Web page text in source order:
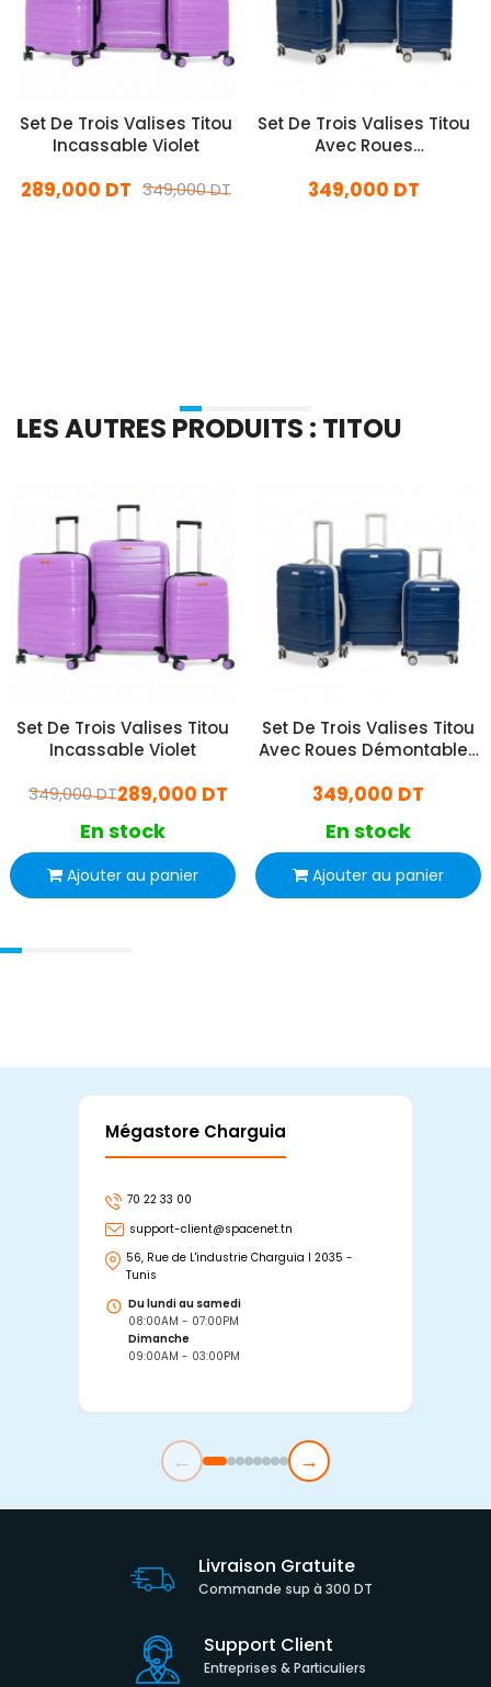
Set De Trois Valises Titou
Incassable Violet
349,000 DT
289,000 DT
Set De Trois Valises Titou
Avec Roues
Marine et Beige
349,000 DT
LES AUTRES PRODUITS : TITOU
Set De Trois Valises Titou
Incassable Violet
289,000 DT
349,000 DT
En stock
Ajouter au panier
Set De Trois Valises Titou
Avec Roues Démontables
349,000 DT
En stock
Ajouter au panier
Mégastore Charguia
70 22 33 00
support-client@spacenet.tn
56, Rue de L'industrie Charguia I 2035 -
Tunis
Du lundi au samedi
08:00AM - 07:00PM
Dimanche
09:00AM - 03:00PM
← →
Livraison Gratuite
Commande sup à 300 DT
Support Client
Entreprises & Particuliers